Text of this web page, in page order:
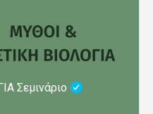
Σεμινάριο